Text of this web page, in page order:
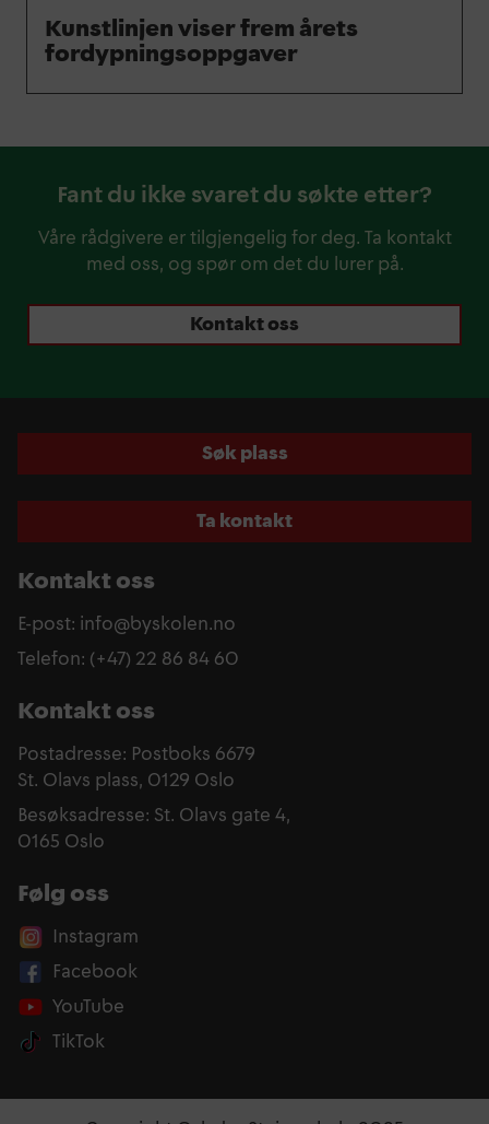
Kunstlinjen viser frem årets
fordypningsoppgaver
Fant du ikke svaret du søkte etter?
Våre rådgivere er tilgjengelig for deg. Ta kontakt
med oss, og spør om det du lurer på.
Kontakt oss
Søk plass
Ta kontakt
Kontakt oss
E-post: info@byskolen.no
Telefon: (+47) 22 86 84 60
Kontakt oss
Postadresse: Postboks 6679
St. Olavs plass, 0129 Oslo
Besøksadresse: St. Olavs gate 4,
0165 Oslo
Følg oss
Instagram
Facebook
YouTube
TikTok